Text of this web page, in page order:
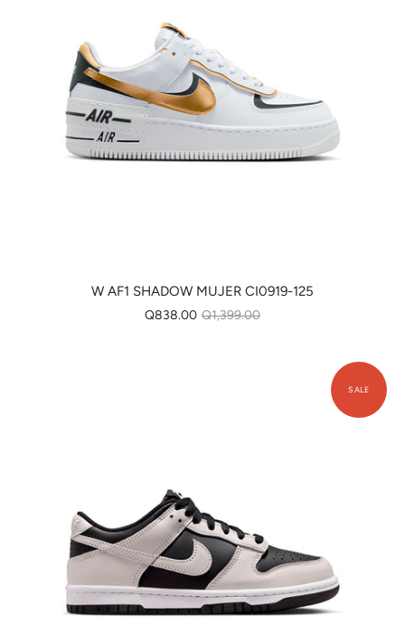
W AF1 SHADOW MUJER CI0919-125
Q838.00 Q1,399.00